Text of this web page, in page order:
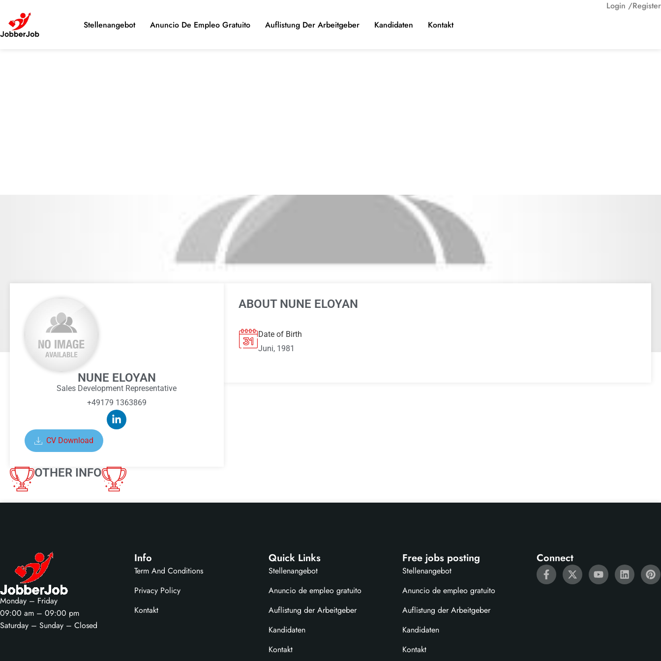
Stellenangebot Anuncio De Empleo Gratuito Auflistung Der Arbeitgeber Kandidaten Kontakt
Login /Register
NUNE ELOYAN
Sales Development Representative
+49179 1363869
CV Download
OTHER INFO
ABOUT NUNE ELOYAN
Date of Birth
Juni, 1981
Monday – Friday
09:00 am – 09:00 pm
Saturday – Sunday – Closed
Info
Term And Conditions
Privacy Policy
Kontakt
Quick Links
Stellenangebot
Anuncio de empleo gratuito
Auflistung der Arbeitgeber
Kandidaten
Kontakt
Free jobs posting
Stellenangebot
Anuncio de empleo gratuito
Auflistung der Arbeitgeber
Kandidaten
Kontakt
Connect